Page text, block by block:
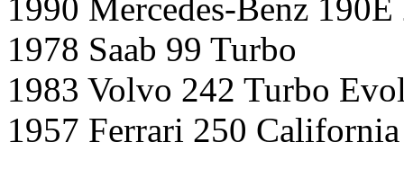
1990 Mercedes-Benz
1978 Saab 99 Turbo
1983 Volvo 242 Turbo
1957 Ferrari 250 California